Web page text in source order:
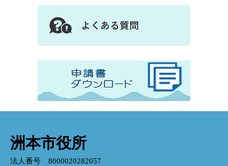
洲本市役所
法人番号 8000020282057